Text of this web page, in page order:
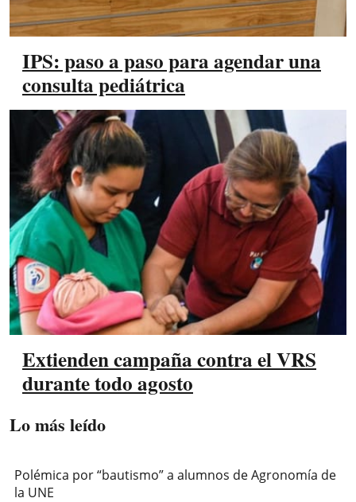
IPS: paso a paso para agendar una
consulta pediátrica
Extienden campaña contra el VRS
durante todo agosto
Lo más leído
Polémica por “bautismo” a alumnos de Agronomía de
la UNE